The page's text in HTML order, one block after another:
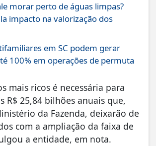
morar perto de águas limpas?
impacto na valorização dos
em SC podem gerar
100% em operações de permuta
mais ricos é necessária para
R$ 25,84 bilhões anuais que,
da Fazenda, deixarão de
com a ampliação da faixa de
a entidade, em nota.